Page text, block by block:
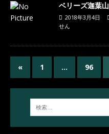
ベリーズ迦葉山
2018年3月4日
せん
« 1 … 96